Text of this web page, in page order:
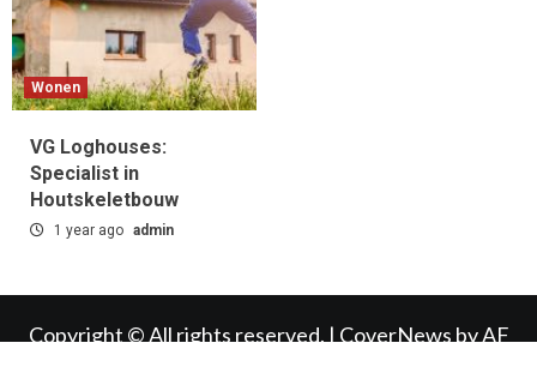
Wonen
VG Loghouses:
Specialist in
Houtskeletbouw
1 year ago admin
Copyright © All rights reserved. | CoverNews by AF